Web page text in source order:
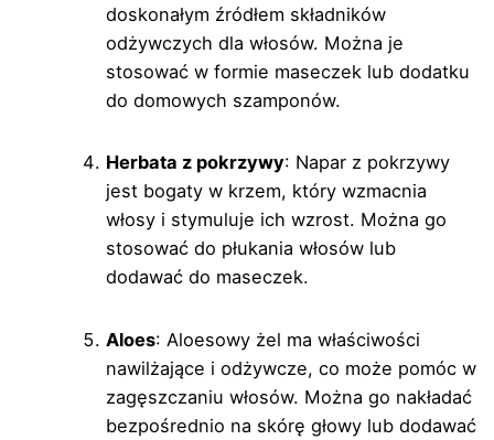
doskonałym źródłem składników
odżywczych dla włosów. Można je
stosować w formie maseczek lub dodatku
do domowych szamponów.
Herbata z pokrzywy: Napar z pokrzywy
jest bogaty w krzem, który wzmacnia
włosy i stymuluje ich wzrost. Można go
stosować do płukania włosów lub
dodawać do maseczek.
Aloes: Aloesowy żel ma właściwości
nawilżające i odżywcze, co może pomóc w
zagęszczaniu włosów. Można go nakładać
bezpośrednio na skórę głowy lub dodawać